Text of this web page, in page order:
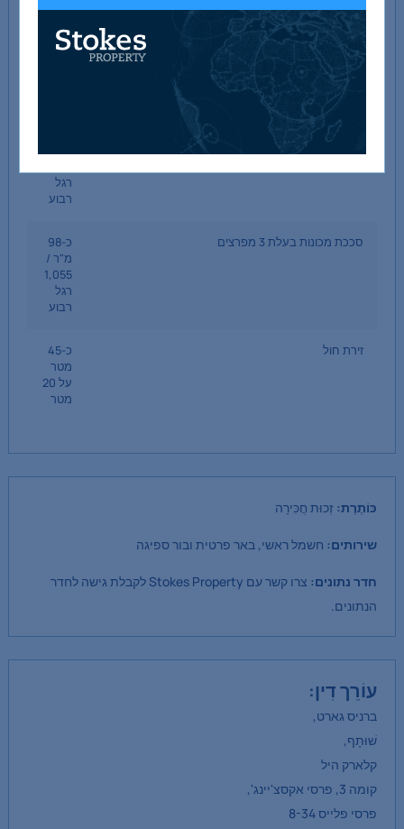
אסם חציר עם גגון
מ"ר /
סככת אחסון
רגל
רבוע
סככת מכונות בעלת 3 מפרצים
כ-98
מ"ר /
1,055
רגל
רבוע
זירת חול
כ-45
מטר
על 20
מטר
כּוֹתֶרֶת: זְכוּת חֲכִּירָה
שירותים: חשמל ראשי, באר פרטית ובור ספיגה
חדר נתונים:
צרו קשר עם Stokes Property לקבלת גישה לחדר
הנתונים.
עוֹרֵך דִין:
ברניס גארט,
שׁוּתָף,
קלארק היל
קומה 3, פרסי אקסצ'יינג',
פרסי פלייס 8-34